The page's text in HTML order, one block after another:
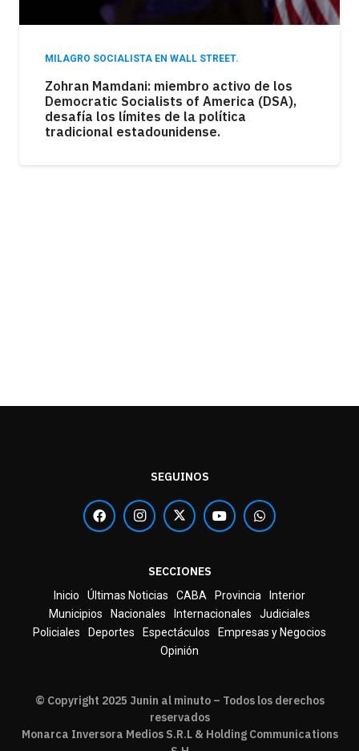
MILAGRO SOCIALISTA EN WALL STREET.
Zohran Mamdani: miembro activo de los
Democratic Socialists of America (DSA),
desafía los límites de la política
tradicional estadounidense.
SEGUINOS
SECCIONES
Inicio Últimas Noticias CABA Provincia
Interior
Municipios
Nacionales Internacionales
Judiciales
Policiales
Deportes Espectáculos
Empresas y Negocios
Opinión
© Copyright 2025 Junin al minuto – Todos los derechos
reservados
Monarca Inversora Medios S.R.L & Holding Communications